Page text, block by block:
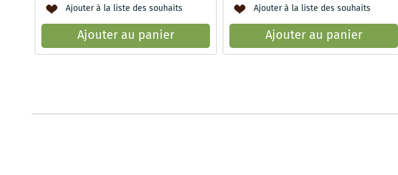
Ajouter à la liste des souhaits
Ajouter au panier
Ajouter à la liste des souhaits
Ajouter au panier